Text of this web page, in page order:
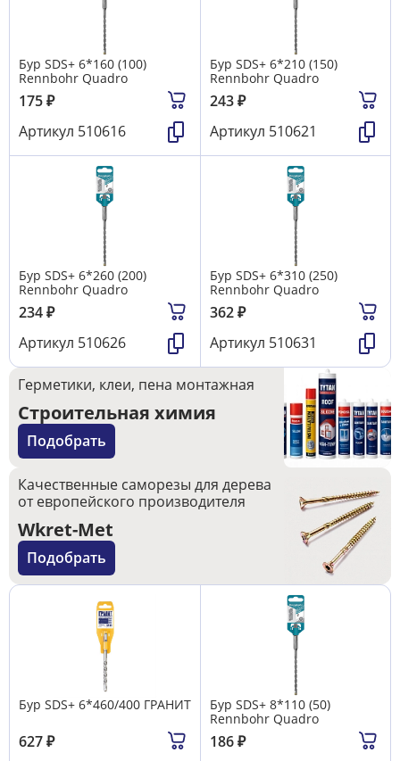
Бур SDS+ 6*160 (100)
Rennbohr Quadro
175₽
Артикул 510616
Бур SDS+ 6*210 (150)
Rennbohr Quadro
243₽
Артикул 510621
Бур SDS+ 6*260 (200)
Rennbohr Quadro
234₽
Артикул 510626
Бур SDS+ 6*310 (250)
Rennbohr Quadro
362₽
Артикул 510631
Герметики, клеи, пена монтажная
Строительная химия
Подобрать
Качественные саморезы для дерева
от европейского производителя
Wkret-Met
Подобрать
Бур SDS+ 6*460/400 ГРАНИТ
627₽
Бур SDS+ 8*110 (50)
Rennbohr Quadro
186₽